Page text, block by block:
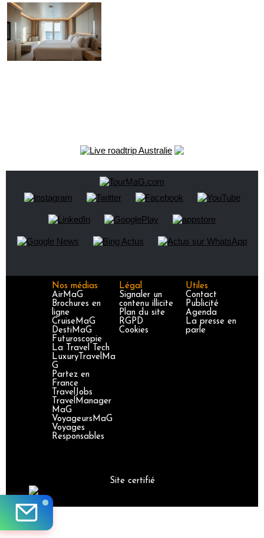
Nos médias
AirMaG
Brochures en
ligne
CruiseMaG
DestiMaG
Futuroscopie
La Travel Tech
LuxuryTravelMa
G
Partez en
France
TravelJobs
TravelManager
MaG
VoyageursMaG
Voyages
Responsables
Légal
Signaler un
contenu illicite
Plan du site
RGPD
Cookies
Utiles
Contact
Publicité
Agenda
La presse en
parle
Site certifié